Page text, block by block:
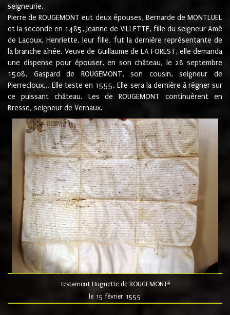
seigneurie.
Pierre de ROUGEMONT eut deux épouses, Bernarde de MONTLUEL
et la seconde en 1485, Jeanne de VILLETTE, fille du seigneur Amé
de Lacoux. Henriette, leur fille, fut la dernière représentante de
la branche aînée. Veuve de Guillaume de LA FOREST, elle demanda
une dispense pour épouser, en son château, le 28 septembre
1508, Gaspard de ROUGEMONT, son cousin, seigneur de
Pierrecloux... Elle teste en 1555. Elle sera la dernière à régner sur
ce puissant château. Les de ROUGEMONT continuèrent en
Bresse, seigneur de Vernaux.
testament Huguette de ROUGEMONT4
le 15 février 1555